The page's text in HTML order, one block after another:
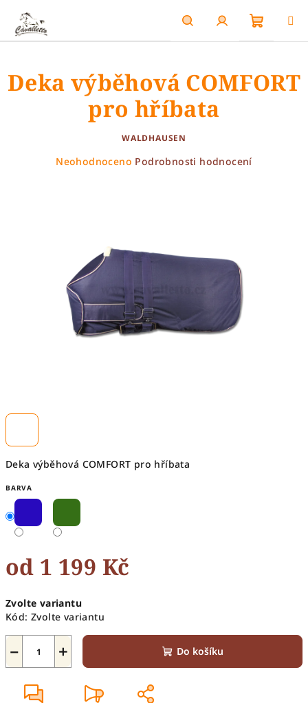
obsah
HledatPřihlášení
košík
Deka výběhová COMFORT pro hříbata
BARVA
od 1 199 Kč
cena:
Zvolte variantu
Kód: Zvolte variantu
+
− Do košíku
Deka výběhová COMFORT
pro hříbata
WALDHAUSEN
Průměrné
hvězdiček.
Neohodnoceno Podrobnosti hodnocení